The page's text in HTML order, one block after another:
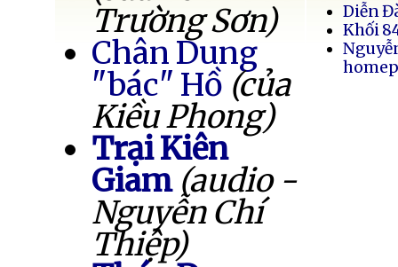
Trường Sơn)
Chân Dung
"bác" Hồ (của
Kiều Phong)
Trại Kiên
Giam (audio -
Nguyễn Chí
Thiệp)
Diễn
Khối